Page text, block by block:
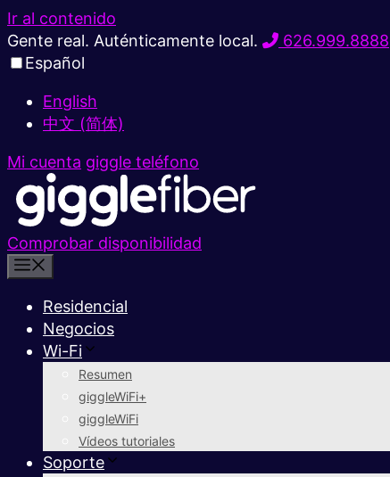
Ir al contenido
Gente real. Auténticamente local.
626.999.8888
Español
English
中文 (简体)
Mi cuenta giggle teléfono
Comprobar disponibilidad
Residencial
Negocios
Wi-Fi
Resumen
giggleWiFi+
giggleWiFi
Vídeos tutoriales
Soporte